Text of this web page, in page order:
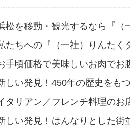
松を移動・観光するなら『（
たちへの『（一社）りんたく
手頃価格で美味しいお肉でお
しい発見！450年の歴史をも
タリアン／フレンチ料理のお
しい発見！はんなりとした街